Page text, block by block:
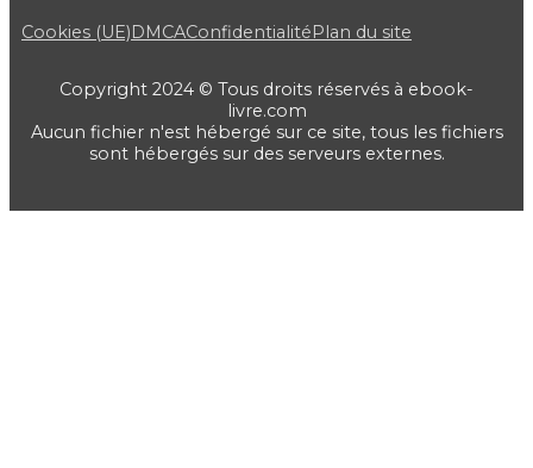
Cookies (UE)DMCAConfidentialitéPlan du site
Copyright 2024 © Tous droits réservés à ebook-
livre.com
Aucun fichier n'est hébergé sur ce site, tous les fichiers
sont hébergés sur des serveurs externes.